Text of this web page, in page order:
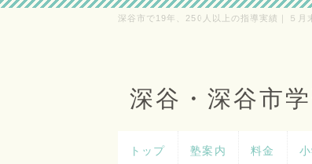
深谷市で19年、250人以上の指導実績｜５月
深谷・深谷市
トップ 塾案内 料金